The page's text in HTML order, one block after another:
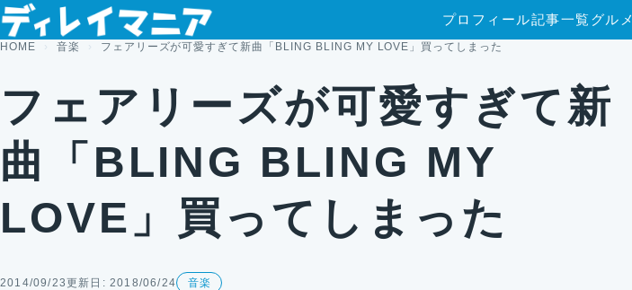
コンテンツへスキップ プロフィール記事一覧グルメ
HOME 音楽 フェアリーズが可愛すぎて新曲「BLING BLING MY LOVE」買ってしまった
フェアリーズが可愛すぎて新
曲「BLING BLING MY
LOVE」買ってしまった
2014/09/23更新日: 2018/06/24 音楽